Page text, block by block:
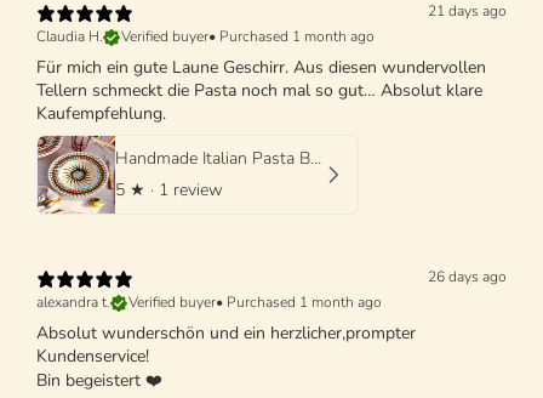
21 days ago
Claudia H.
Verified buyer• Purchased 1 month ago
Für mich ein gute Laune Geschirr. Aus diesen wundervollen
Tellern schmeckt die Pasta noch mal so gut… Absolut klare
Kaufempfehlung.
Handmade Italian Pasta Bowl 25 cm | Cappello di Prete
5 ★ · 1 review
26 days ago
alexandra t.
Verified buyer• Purchased 1 month ago
Absolut wunderschön und ein herzlicher,prompter
Kundenservice!
Bin begeistert ❤️